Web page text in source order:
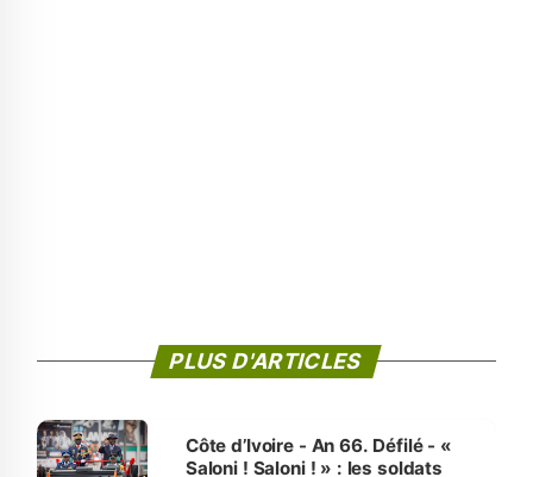
PLUS D'ARTICLES
Côte d’Ivoire - An 66. Défilé - «
Saloni ! Saloni ! » : les soldats